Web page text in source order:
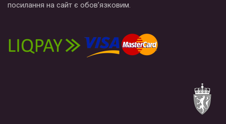
посилання на сайт є обов’язковим.